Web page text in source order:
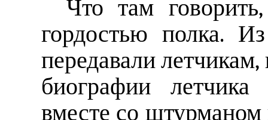
Что там
гордостью полка.
передавали
биографии
вместе со